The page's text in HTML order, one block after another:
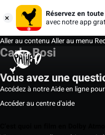
Réservez en
avec notre app
Aller au contenuAller au menu
Carlo Bosi
Vous avez une
Accédez à notre Aide en ligne
Accéder au centre d'aide